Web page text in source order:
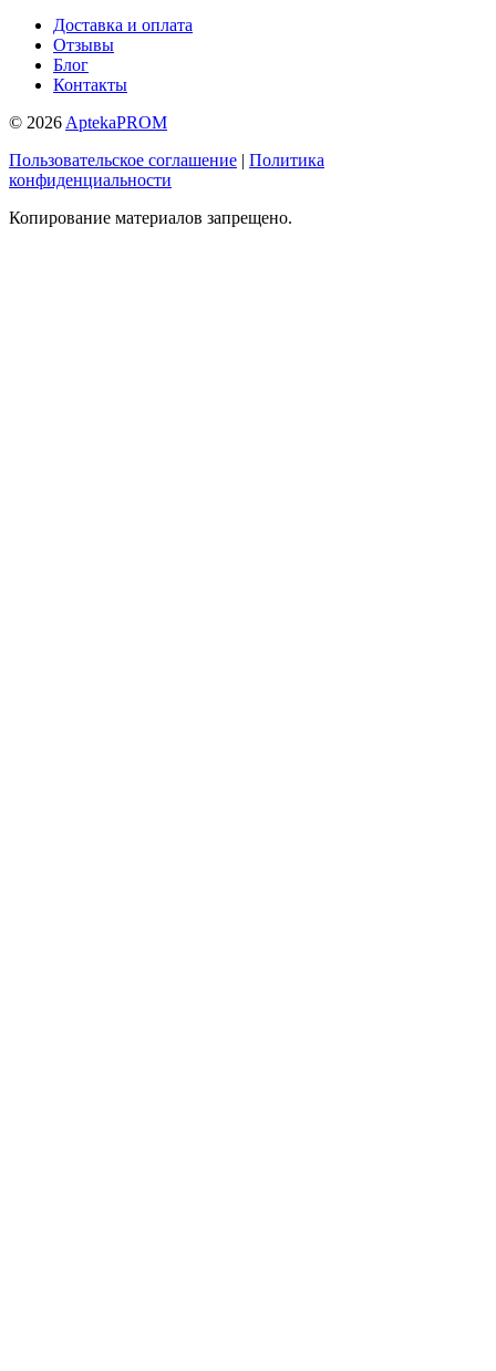
Доставка и оплата
Отзывы
Блог
Контакты
© 2026 AptekaPROM
Пользовательское соглашение | Политика
конфиденциальности
Копирование материалов запрещено.